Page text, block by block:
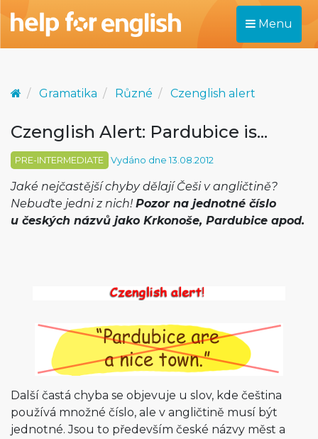
Menu
Gramatika Různé Czenglish alert
Czenglish Alert: Pardubice is...
PRE-INTERMEDIATE Vydáno dne 13.08.2012
Jaké nejčastější chyby dělají Češi v angličtině?
Nebuďte jedni z nich! Pozor na jednotné číslo
u českých názvů jako Krkonoše, Pardubice apod.
Další častá chyba se objevuje u slov, kde čeština
používá množné číslo, ale v angličtině musí být
jednotné. Jsou to především české názvy měst a